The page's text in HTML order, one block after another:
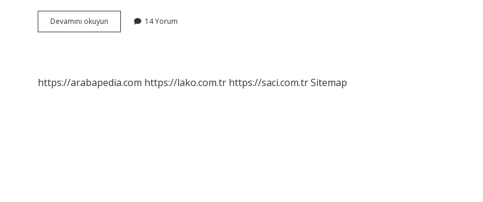
Devamını okuyun Resepsiyon
Büfesi
14 Yorum
https://arabapedia.com https://lako.com.tr https://saci.com.trSitemap